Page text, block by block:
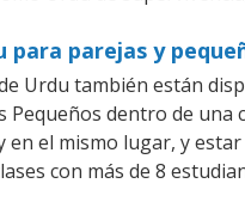
para parejas y
Urdu también están
Pequeños dentro de una
en el mismo lugar, y
con más de 8